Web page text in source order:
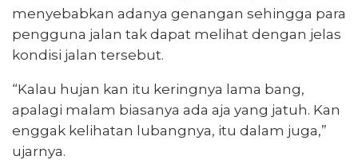
menyebabkan adanya genangan sehingga para
pengguna jalan tak dapat melihat dengan jelas
kondisi jalan tersebut.
“Kalau hujan kan itu keringnya lama bang,
apalagi malam biasanya ada aja yang jatuh. Kan
enggak kelihatan lubangnya, itu dalam juga,”
ujarnya.